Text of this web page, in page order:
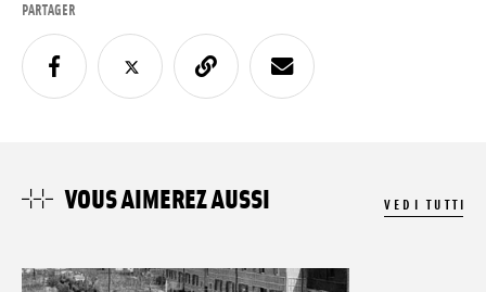
PARTAGER
VOUS AIMEREZ AUSSI VEDI TUTTI